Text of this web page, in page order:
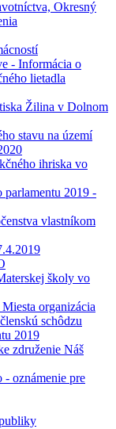
Okresný
- Informácia o
lietadla
Žilina v Dolnom
stavu na území
ihriska vo
2019 -
vlastníkom
školy vo
organizácia
schôdzu
2019
združenie Náš
- oznámenie pre